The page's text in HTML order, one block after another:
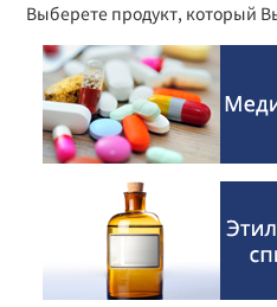
Выберете продукт, который